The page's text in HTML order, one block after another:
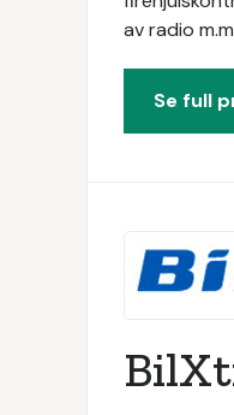
av radio m.m
Se full